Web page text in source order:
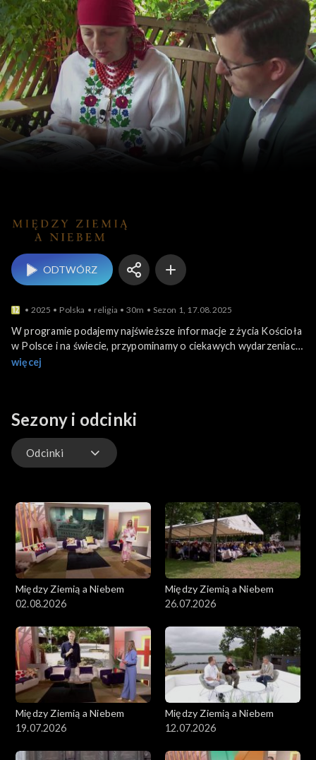
Między Ziemią a
ODTWÓRZ
2025 Polska religia 30m Sezon 1, 17.08.2025
W programie podajemy najświeższe informacje z życia Kościoła
w Polsce i na świecie, przypominamy o ciekawych wydarzeniach
kościelnych i społecznych. Przedstawiamy także aktualne
więcej
Sezony i odcinki
Odcinki
Między Ziemią a Niebem
02.08.2026
Między Ziemią a Niebem
26.07.2026
Między Ziemią a Niebem
19.07.2026
Między Ziemią a Niebem
12.07.2026